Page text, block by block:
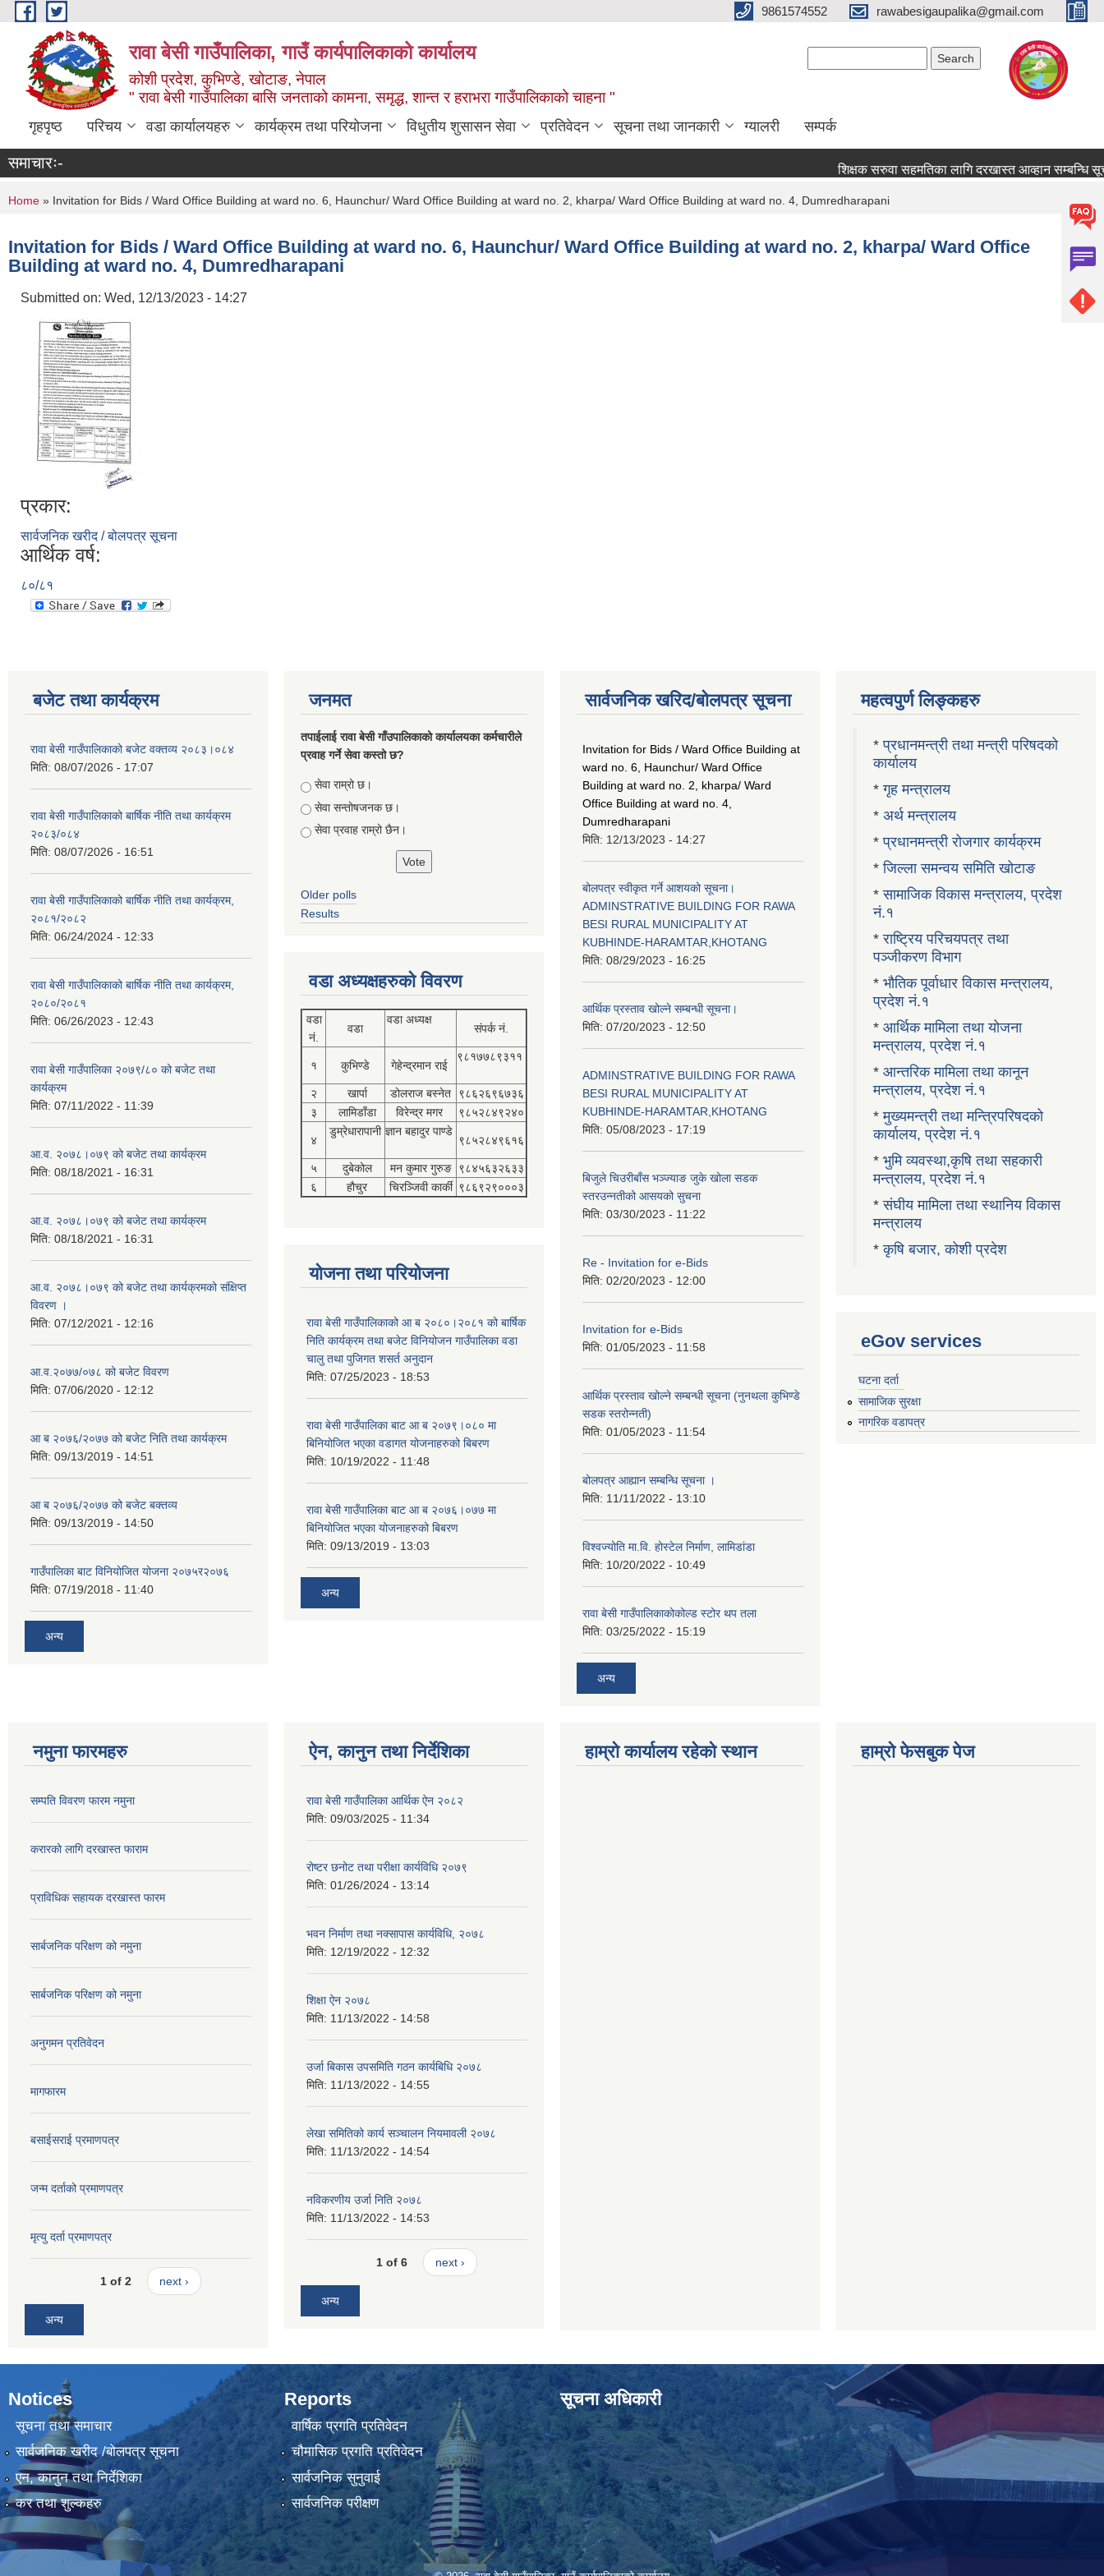
Skip to main content 9861574552 rawabesigaupalika@gmail.com
रावा बेसी गाउँपालिका, गाउँ कार्यपालिकाको कार्यालय
कोशी प्रदेश, कुभिण्डे, खोटाङ, नेपाल
" रावा बेसी गाउँपालिका बासि जनताको कामना, समृद्ध, शान्त र हराभरा गाउँपालिकाको चाहना "
गृहपृष्ठ परिचय वडा कार्यालयहरु कार्यक्रम तथा परियोजना विधुतीय शुसासन सेवा प्रतिवेदन सूचना तथा जानकारी ग्यालरी सम्पर्क
समाचारः- शिक्षक सरुवा सहमतिका लागि दरखास्त आव्हान सम्बन्धि सूचना !
You are here
Home » Invitation for Bids / Ward Office Building at ward no. 6, Haunchur/ Ward Office Building at ward no. 2, kharpa/ Ward Office Building at ward no. 4, Dumredharapani
Invitation for Bids / Ward Office Building at ward no. 6, Haunchur/ Ward Office Building at ward no. 2, kharpa/ Ward Office
Building at ward no. 4, Dumredharapani
Submitted on: Wed, 12/13/2023 - 14:27
प्रकार:
सार्वजनिक खरीद / बोलपत्र सूचना
आर्थिक वर्ष:
८०/८१
बजेट तथा कार्यक्रम
रावा बेसी गाउँपालिकाको बजेट वक्तव्य २०८३।०८४
मिति: 08/07/2026 - 17:07
रावा बेसी गाउँपालिकाको बार्षिक नीति तथा कार्यक्रम
२०८३/०८४
मिति: 08/07/2026 - 16:51
रावा बेसी गाउँपालिकाको बार्षिक नीति तथा कार्यक्रम,
२०८१/२०८२
मिति: 06/24/2024 - 12:33
रावा बेसी गाउँपालिकाको बार्षिक नीति तथा कार्यक्रम,
२०८०/२०८१
मिति: 06/26/2023 - 12:43
रावा बेसी गाउँपालिका २०७९/८० को बजेट तथा
कार्यक्रम
मिति: 07/11/2022 - 11:39
आ.व. २०७८।०७९ को बजेट तथा कार्यक्रम
मिति: 08/18/2021 - 16:31
आ.व. २०७८।०७९ को बजेट तथा कार्यक्रम
मिति: 08/18/2021 - 16:31
आ.व. २०७८।०७९ को बजेट तथा कार्यक्रमको संक्षिप्त
विवरण ।
मिति: 07/12/2021 - 12:16
आ.व.२०७७/०७८ को बजेट विवरण
मिति: 07/06/2020 - 12:12
आ ब २०७६/२०७७ को बजेट निति तथा कार्यक्रम
मिति: 09/13/2019 - 14:51
आ ब २०७६/२०७७ को बजेट बक्तव्य
मिति: 09/13/2019 - 14:50
गाउँपालिका बाट विनियोजित योजना २०७५र२०७६
मिति: 07/19/2018 - 11:40
अन्य
जनमत
तपाईलाई रावा बेसी गाँउपालिकाको कार्यालयका कर्मचारीले
प्रवाह गर्ने सेवा कस्तो छ?
Choices
सेवा राम्रो छ।
सेवा सन्तोषजनक छ।
सेवा प्रवाह राम्रो छैन।
Older polls
Results
वडा अध्यक्षहरुको विवरण
वडा
नं.
वडा
वडा अध्यक्ष
संपर्क नं.
१ कुभिण्डे गेहेन्द्रमान राई
९८१७७८९३११
२ खार्पा डोलराज बस्नेत
९८६२६९६७३६
३
लामिडाँडा विरेन्द्र मगर ९८५२८४९२४०
४
डुम्रेधारापानी ज्ञान बहादुर पाण्डे
९८५२८४९६१६
५ दुबेकोल मन कुमार गुरुङ ९८४५६३२६३३
६
हौचुर चिरञ्जिवी कार्की ९८६९२९०००३
योजना तथा परियोजना
रावा बेसी गाउँपालिकाको आ ब २०८०।२०८१ को बार्षिक
निति कार्यक्रम तथा बजेट विनियोजन गाउँपालिका वडा
चालु तथा पुजिगत शसर्त अनुदान
मिति: 07/25/2023 - 18:53
रावा बेसी गाउँपालिका बाट आ ब २०७९।०८० मा
बिनियोजित भएका वडागत योजनाहरुको बिबरण
मिति: 10/19/2022 - 11:48
रावा बेसी गाउँपालिका बाट आ ब २०७६।०७७ मा
बिनियोजित भएका योजनाहरुको बिबरण
मिति: 09/13/2019 - 13:03
अन्य
सार्वजनिक खरिद/बोलपत्र सूचना
Invitation for Bids / Ward Office Building at
ward no. 6, Haunchur/ Ward Office
Building at ward no. 2, kharpa/ Ward
Office Building at ward no. 4,
Dumredharapani
मिति: 12/13/2023 - 14:27
बोलपत्र स्वीकृत गर्ने आशयको सूचना।
ADMINSTRATIVE BUILDING FOR RAWA
BESI RURAL MUNICIPALITY AT
KUBHINDE-HARAMTAR,KHOTANG
मिति: 08/29/2023 - 16:25
आर्थिक प्रस्ताव खोल्ने सम्बन्धी सूचना।
मिति: 07/20/2023 - 12:50
ADMINSTRATIVE BUILDING FOR RAWA
BESI RURAL MUNICIPALITY AT
KUBHINDE-HARAMTAR,KHOTANG
मिति: 05/08/2023 - 17:19
बिजुले चिउरीबाँस भञ्ज्याङ जुके खोला सडक
स्तरउन्नतीको आसयको सुचना
मिति: 03/30/2023 - 11:22
Re - Invitation for e-Bids
मिति: 02/20/2023 - 12:00
Invitation for e-Bids
मिति: 01/05/2023 - 11:58
आर्थिक प्रस्ताव खोल्ने सम्बन्धी सूचना (नुनथला कुभिण्डे
सडक स्तरोन्नती)
मिति: 01/05/2023 - 11:54
बोलपत्र आह्यान सम्बन्धि सूचना ।
मिति: 11/11/2022 - 13:10
विश्वज्योति मा.वि. होस्टेल निर्माण, लामिडांडा
मिति: 10/20/2022 - 10:49
रावा बेसी गाउँपालिकाकोकोल्ड स्टोर थप तला
मिति: 03/25/2022 - 15:19
अन्य
महत्वपुर्ण लिङ्कहरु
*प्रधानमन्त्री तथा मन्त्री परिषदको
कार्यालय
*गृह मन्त्रालय
* अर्थ मन्त्रालय
*प्रधानमन्त्री रोजगार कार्यक्रम
*जिल्ला समन्वय समिति खोटाङ
*सामाजिक विकास मन्त्रालय, प्रदेश
नं.१
*राष्ट्रिय परिचयपत्र तथा
पञ्जीकरण विभाग
* भौतिक पूर्वाधार विकास मन्त्रालय,
प्रदेश नं.१
* आर्थिक मामिला तथा योजना
मन्त्रालय, प्रदेश नं.१
* आन्तरिक मामिला तथा कानून
मन्त्रालय, प्रदेश नं.१
*मुख्यमन्त्री तथा मन्त्रिपरिषदको
कार्यालय, प्रदेश नं.१
* भुमि व्यवस्था,कृषि तथा सहकारी
मन्त्रालय, प्रदेश नं.१
*संघीय मामिला तथा स्थानिय विकास
मन्त्रालय
*कृषि बजार, कोशी प्रदेश
eGov services
घटना दर्ता
सामाजिक सुरक्षा
नागरिक वडापत्र
नमुना फारमहरु
सम्पति विवरण फारम नमुना
करारको लागि दरखास्त फाराम
प्राविधिक सहायक दरखास्त फारम
सार्बजनिक परिक्षण को नमुना
सार्बजनिक परिक्षण को नमुना
अनुगमन प्रतिवेदन
मागफारम
बसाईसराई प्रमाणपत्र
जन्म दर्ताको प्रमाणपत्र
मृत्यु दर्ता प्रमाणपत्र
1 of 2 next ›
अन्य
ऐन, कानुन तथा निर्देशिका
रावा बेसी गाउँपालिका आर्थिक ऐन २०८२
मिति: 09/03/2025 - 11:34
रोष्टर छनोट तथा परीक्षा कार्यविधि २०७९
मिति: 01/26/2024 - 13:14
भवन निर्माण तथा नक्सापास कार्यविधि, २०७८
मिति: 12/19/2022 - 12:32
शिक्षा ऐन २०७८
मिति: 11/13/2022 - 14:58
उर्जा बिकास उपसमिति गठन कार्यबिधि २०७८
मिति: 11/13/2022 - 14:55
लेखा समितिको कार्य सञ्चालन नियमावली २०७८
मिति: 11/13/2022 - 14:54
नविकरणीय उर्जा निति २०७८
मिति: 11/13/2022 - 14:53
1 of 6 next ›
अन्य
हाम्रो कार्यालय रहेको स्थान हाम्रो फेसबुक पेज
Notices
सूचना तथा समाचार
सार्वजनिक खरीद /बोलपत्र सूचना
एन, कानुन तथा निर्देशिका
कर तथा शुल्कहरु
Reports
वार्षिक प्रगति प्रतिवेदन
चौमासिक प्रगति प्रतिवेदन
सार्वजनिक सुनुवाई
सार्वजनिक परीक्षण
सूचना अधिकारी